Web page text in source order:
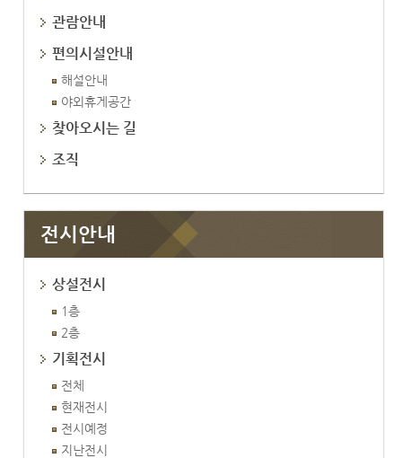
관람안내
편의시설안내
해설안내
야외휴게공간
찾아오시는 길
조직
전시안내
상설전시
1층
2층
기획전시
전체
현재전시
전시예정
지난전시